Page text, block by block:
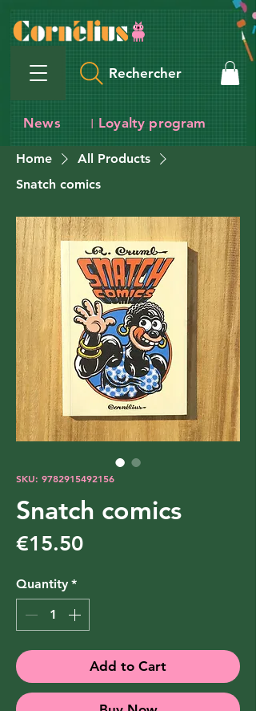
Rechercher
Loyalty program
News I
Home
All Products
Snatch comics
SKU: 9782915492156
Snatch comics
€15.50Price
Quantity *
Add to Cart